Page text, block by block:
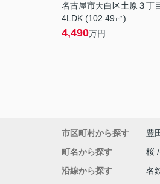
名古屋市天白区土原３丁
4LDK (102.49㎡)
4,490万円
市区町村から探す 豊
町名から探す
桜
沿線から探す
名